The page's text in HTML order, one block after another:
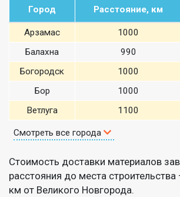
Город Расстояние, км
Арзамас 1000
Балахна
990
Богородск
1000
Бор
1000
Ветлуга
1100
Смотреть все города
Стоимость доставки материалов
расстояния до места
км от Великого Новгорода.